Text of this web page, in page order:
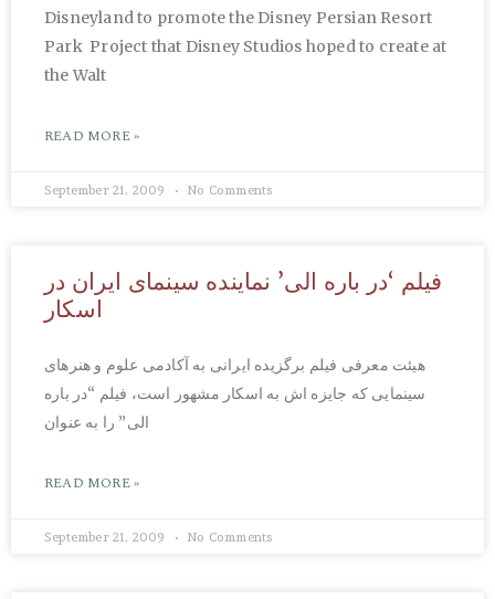
Disneyland to promote the Disney Persian Resort
Park Project that Disney Studios hoped to create at
the Walt
READ MORE »
September 21, 2009 No Comments
فیلم ‘در باره الی’ نماینده سینمای ایران در
اسکار
هیئت معرفی فیلم برگزیده ایرانی به آکادمی علوم و هنرهای
سینمایی که جایزه اش به اسکار مشهور است، فیلم “در باره
الی” را به عنوان
READ MORE »
September 21, 2009 No Comments